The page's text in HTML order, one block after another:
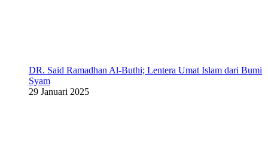
DR. Said Ramadhan Al-Buthi; Lentera Umat Islam dari Bumi
Syam
29 Januari 2025